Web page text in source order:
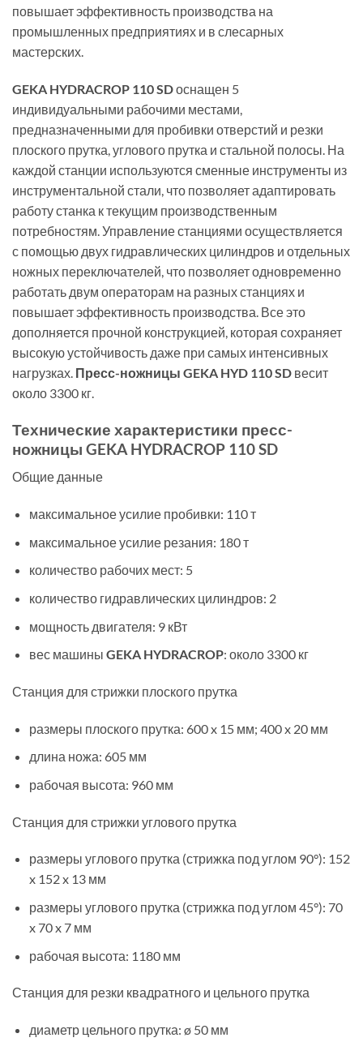
повышает эффективность производства на
промышленных предприятиях и в слесарных
мастерских.
GEKA HYDRACROP 110 SDоснащен 5
индивидуальными рабочими местами,
предназначенными для пробивки отверстий и резки
плоского прутка, углового прутка и стальной полосы. На
каждой станции используются сменные инструменты из
инструментальной стали, что позволяет адаптировать
работу станка к текущим производственным
потребностям. Управление станциями осуществляется
с помощью двух гидравлических цилиндров и отдельных
ножных переключателей, что позволяет одновременно
работать двум операторам на разных станциях и
повышает эффективность производства. Все это
дополняется прочной конструкцией, которая сохраняет
высокую устойчивость даже при самых интенсивных
нагрузках. Пресс-ножницы GEKA HYD 110 SD весит
около 3300 кг.
Технические характеристики пресс-
ножницы GEKA HYDRACROP 110 SD
Общие данные
максимальное усилие пробивки: 110 т
максимальное усилие резания: 180 т
количество рабочих мест: 5
количество гидравлических цилиндров: 2
мощность двигателя: 9 кВт
вес машины GEKA HYDRACROP: около 3300 кг
Станция для стрижки плоского прутка
размеры плоского прутка: 600 x 15 мм; 400 x 20 мм
длина ножа: 605 мм
рабочая высота: 960 мм
Станция для стрижки углового прутка
размеры углового прутка (стрижка под углом 90°): 152
x 152 x 13 мм
размеры углового прутка (стрижка под углом 45°): 70
x 70 x 7 мм
рабочая высота: 1180 мм
Станция для резки квадратного и цельного прутка
диаметр цельного прутка: ø 50 мм